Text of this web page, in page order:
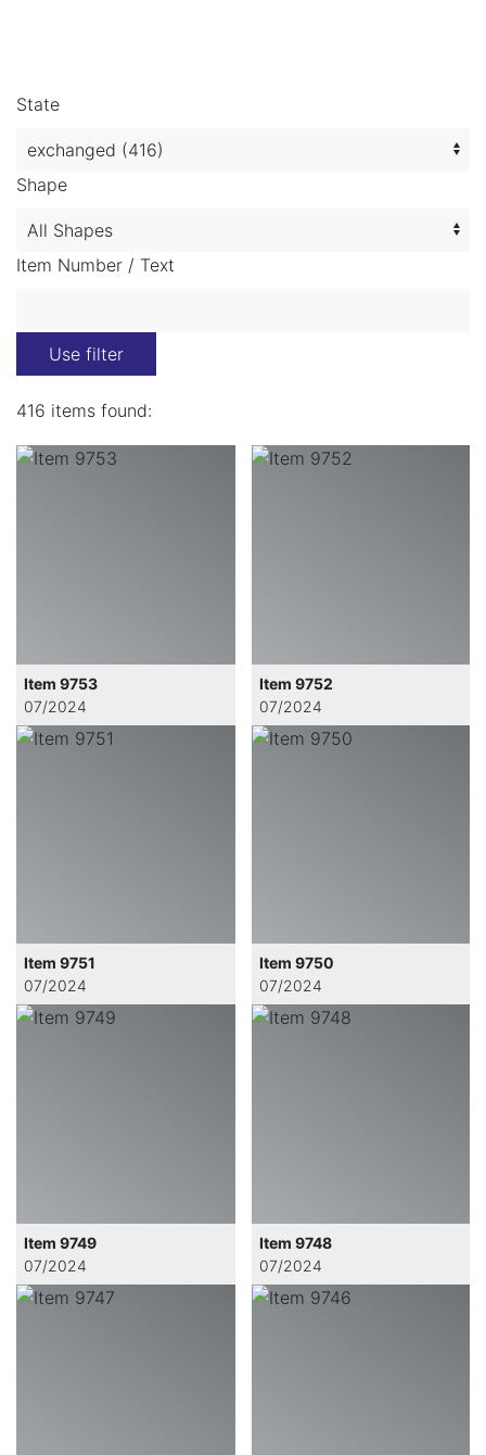
State
Shape
Item Number / Text
Use filter
416 items found:
Item 9753
07/2024
Item 9752
07/2024
Item 9751
07/2024
Item 9750
07/2024
Item 9749
07/2024
Item 9748
07/2024